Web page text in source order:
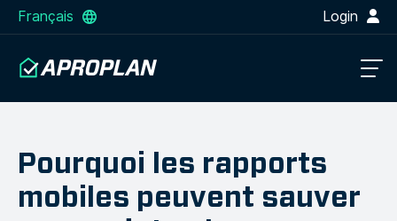
Français Login
Pourquoi les rapports
mobiles peuvent sauver